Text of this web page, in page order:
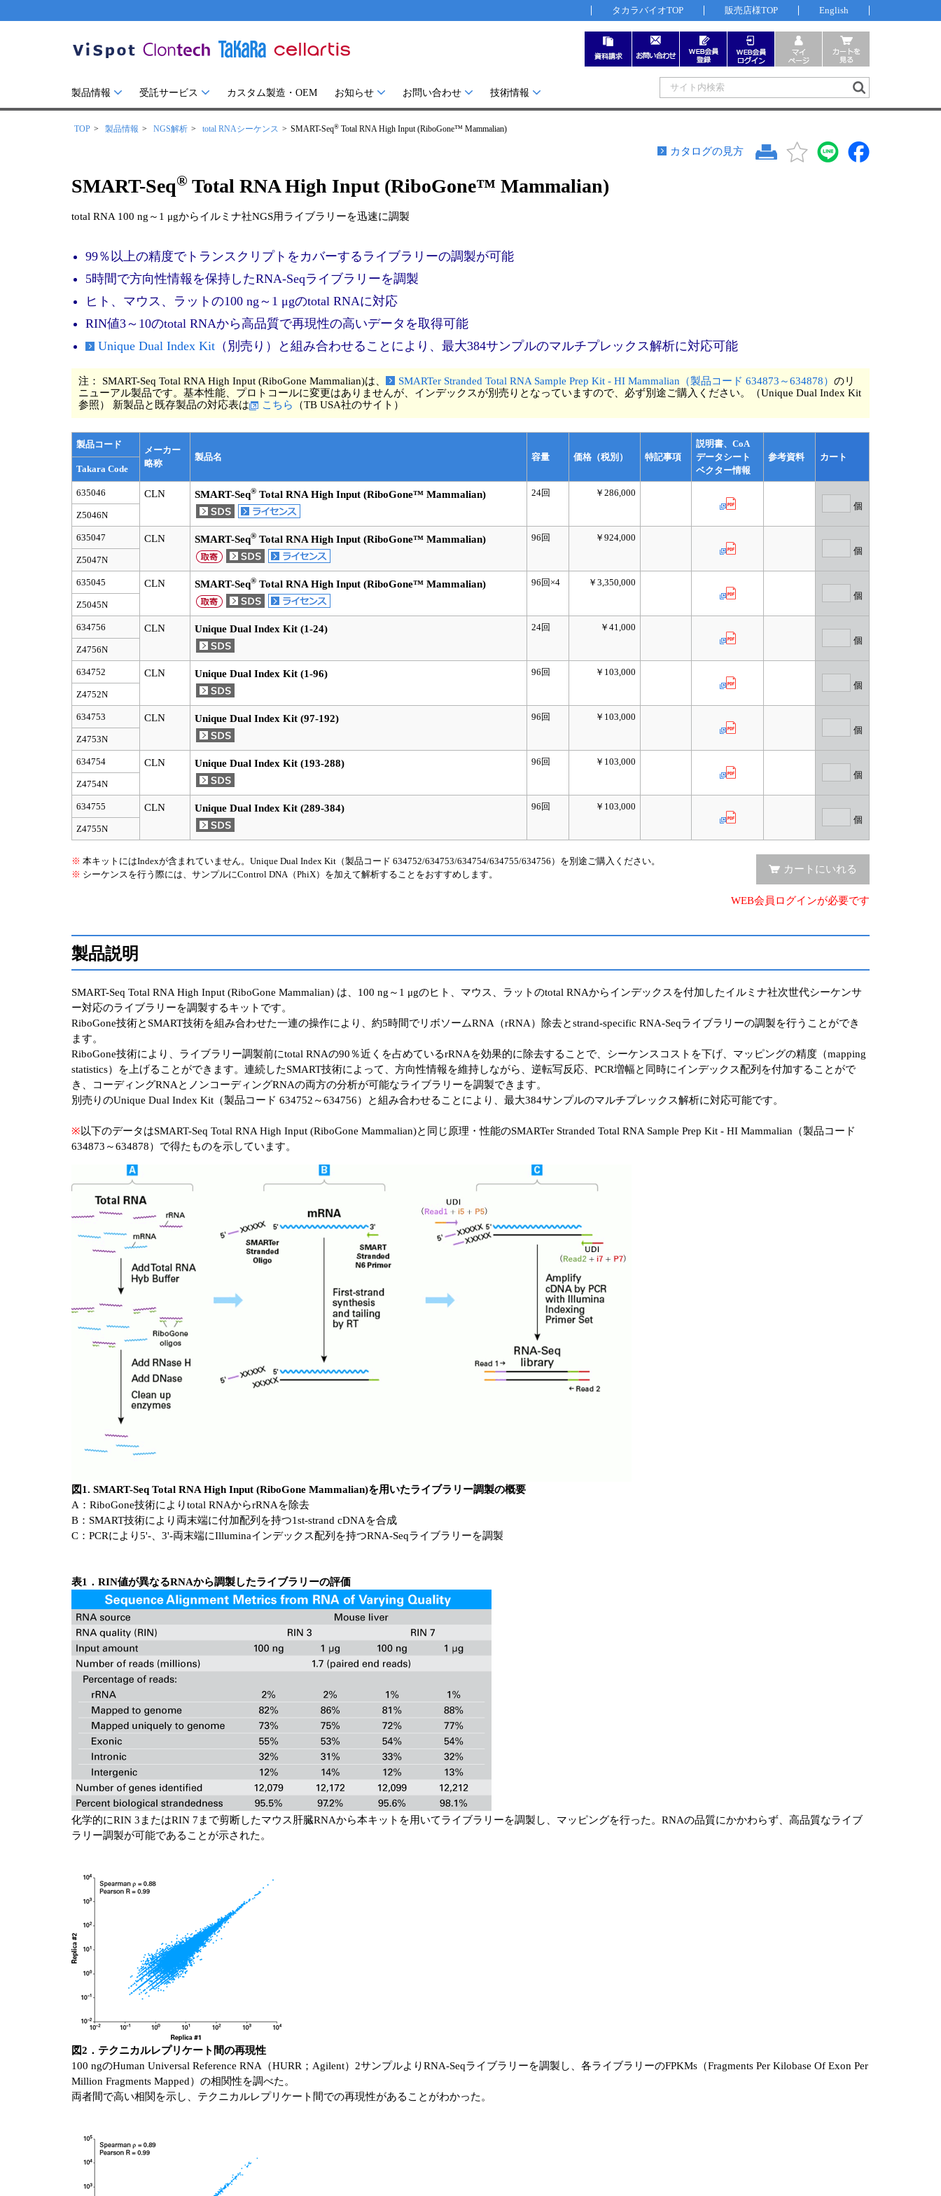
タカラバイオTOP 販売店様TOP English
製品情報 受託サービス カスタム製造・OEM お知らせ お問い合わせ 技術情報
TOP 製品情報 NGS解析 total RNAシーケンス SMART-Seq® Total RNA High Input (RiboGone™ Mammalian)
カタログの見方
SMART-Seq® Total RNA High Input (RiboGone™ Mammalian)
total RNA 100 ng～1 μgからイルミナ社NGS用ライブラリーを迅速に調製
99％以上の精度でトランスクリプトをカバーするライブラリーの調製が可能
5時間で方向性情報を保持したRNA-Seqライブラリーを調製
ヒト、マウス、ラットの100 ng～1 μgのtotal RNAに対応
RIN値3～10のtotal RNAから高品質で再現性の高いデータを取得可能
Unique Dual Index Kit （別売り）と組み合わせることにより、最大384サンプルのマルチプレックス解析に対応可能
注： SMART-Seq Total RNA High Input (RiboGone Mammalian)は、 SMARTer Stranded Total RNA Sample Prep Kit - HI Mammalian（製品コード 634873～634878） のリ
ニューアル製品です。基本性能、プロトコールに変更はありませんが、インデックスが別売りとなっていますので、必ず別途ご購入ください。（Unique Dual Index Kit
参照） 新製品と既存製品の対応表は
こちら （TB USA社のサイト）
製品コード
メーカー
略称
製品名 容量 価格（税別） 特記事項
説明書、CoA
データシート
ベクター情報
参考資料
カート
Takara Code
635046 CLN SMART-Seq® Total RNA High Input (RiboGone™ Mammalian) 24回
￥286,000
個
Z5046N
635047 CLN SMART-Seq® Total RNA High Input (RiboGone™ Mammalian) 96回
￥924,000
個
Z5047N
635045 CLN SMART-Seq® Total RNA High Input (RiboGone™ Mammalian) 96回×4
￥3,350,000
個
Z5045N
634756 CLN Unique Dual Index Kit (1-24) 24回
￥41,000
個
Z4756N
634752 CLN Unique Dual Index Kit (1-96) 96回
￥103,000
個
Z4752N
634753 CLN Unique Dual Index Kit (97-192) 96回
￥103,000
個
Z4753N
634754 CLN Unique Dual Index Kit (193-288) 96回
￥103,000
個
Z4754N
634755 CLN Unique Dual Index Kit (289-384) 96回
￥103,000
個
Z4755N
※ 本キットにはIndexが含まれていません。Unique Dual Index Kit（製品コード 634752/634753/634754/634755/634756）を別途ご購入ください。
※ シーケンスを行う際には、サンプルにControl DNA（PhiX）を加えて解析することをおすすめします。 カートにいれる
WEB会員ログインが必要です
製品説明
SMART-Seq Total RNA High Input (RiboGone Mammalian) は、100 ng～1 μgのヒト、マウス、ラットのtotal RNAからインデックスを付加したイルミナ社次世代シーケンサ
ー対応のライブラリーを調製するキットです。
RiboGone技術とSMART技術を組み合わせた一連の操作により、約5時間でリボソームRNA（rRNA）除去とstrand-specific RNA-Seqライブラリーの調製を行うことができ
ます。
RiboGone技術により、ライブラリー調製前にtotal RNAの90％近くを占めているrRNAを効果的に除去することで、シーケンスコストを下げ、マッピングの精度（mapping
statistics）を上げることができます。連続したSMART技術によって、方向性情報を維持しながら、逆転写反応、PCR増幅と同時にインデックス配列を付加することがで
き、コーディングRNAとノンコーディングRNAの両方の分析が可能なライブラリーを調製できます。
別売りのUnique Dual Index Kit（製品コード 634752～634756）と組み合わせることにより、最大384サンプルのマルチプレックス解析に対応可能です。
※以下のデータはSMART-Seq Total RNA High Input (RiboGone Mammalian)と同じ原理・性能のSMARTer Stranded Total RNA Sample Prep Kit - HI Mammalian（製品コード
634873～634878）で得たものを示しています。
図1. SMART-Seq Total RNA High Input (RiboGone Mammalian)を用いたライブラリー調製の概要
A：RiboGone技術によりtotal RNAからrRNAを除去
B：SMART技術により両末端に付加配列を持つ1st-strand cDNAを合成
C：PCRにより5'-、3'-両末端にIlluminaインデックス配列を持つRNA-Seqライブラリーを調製
表1．RIN値が異なるRNAから調製したライブラリーの評価
化学的にRIN 3またはRIN 7まで剪断したマウス肝臓RNAから本キットを用いてライブラリーを調製し、マッピングを行った。RNAの品質にかかわらず、高品質なライブ
ラリー調製が可能であることが示された。
図2．テクニカルレプリケート間の再現性
100 ngのHuman Universal Reference RNA（HURR；Agilent）2サンプルよりRNA-Seqライブラリーを調製し、各ライブラリーのFPKMs（Fragments Per Kilobase Of Exon Per
Million Fragments Mapped）の相関性を調べた。
両者間で高い相関を示し、テクニカルレプリケート間での再現性があることがわかった。